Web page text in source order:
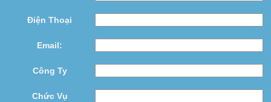
Điện Thoại
Email:
Công Ty
Chức Vụ